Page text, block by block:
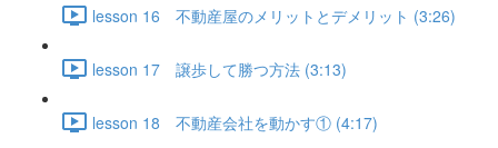
lesson 16 不動産屋のメリットとデメリット (3:26)
lesson 17 譲歩して勝つ方法 (3:13)
lesson 18 不動産会社を動かす① (4:17)